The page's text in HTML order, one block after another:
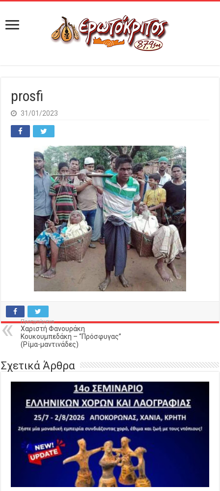
prosfi
31/01/2023
Προηγούμενο
Χαριστή Φανουράκη
Κουκουμπεδάκη – “Πρόσφυγας”
(Ρίμα-μαντινάδες)
Σχετικά Άρθρα